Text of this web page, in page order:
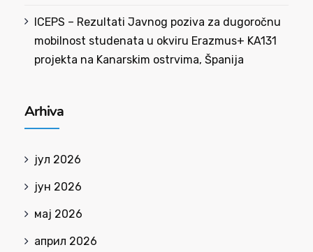
ICEPS – Rezultati Javnog poziva za dugoročnu
mobilnost studenata u okviru Erazmus+ KA131
projekta na Kanarskim ostrvima, Španija
Arhiva
јул 2026
јун 2026
мај 2026
април 2026